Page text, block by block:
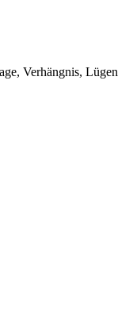
Verhängnis, Lügen